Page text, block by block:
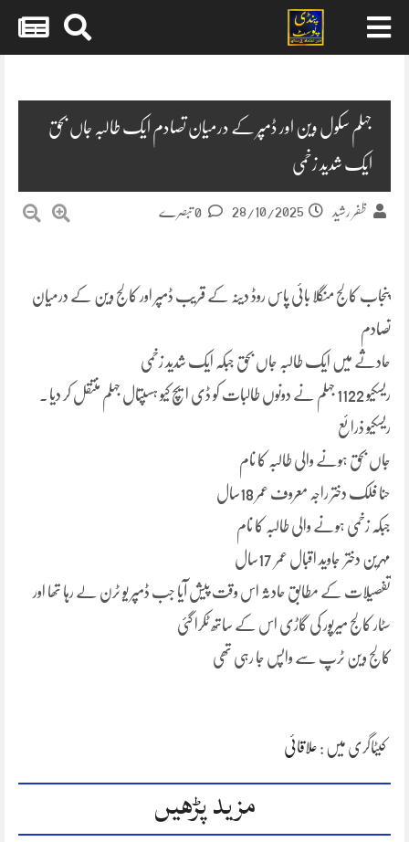
جہلم سکول وین اور ڈمپر کے درمیان تصادم ایک طالبہ جاں بحق
ایک شدید زخمی
ظفر رشید 28/10/2025
پنجاب کالج منگلا بائی پاس روڈ دینہ کے قریب ڈمپر اور کالج وین کے درمیان
تصادم
حادثے میں ایک طالبہ جاں بحق جبکہ ایک شدید زخمی
ریسکیو 1122 جہلم نے دونوں طالبات کو ڈی ایچ کیو ہسپتال جہلم منتقل کر دیا ۔
ریسکیو ذرائع
جاں بحق ہونے والی طالبہ کا نام
حنا فلک دختر راجہ معروف عمر 18سال
جبکہ زخمی ہونے والی طالبہ کا نام
مہرین دختر جاوید اقبال عمر 17سال
تفصیلات کے مطابق حادثہ اس وقت پیش آیا جب ڈمپر یو ٹرن لے رہا تھا اور
سٹار کالج میرپور کی گاڑی اس کے ساتھ ٹکرا گئی
کالج وین ٹرپ سے واپس جا رہی تھی
کیٹاگری میں : علاقائی
مزید پڑھیں